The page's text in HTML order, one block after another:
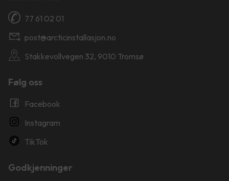
77 61 02 01
post@arcticinstallasjon.no
Stakkevollvegen 32, 9010 Tromsø
Følg oss
Facebook
Instagram
TikTok
Godkjenninger